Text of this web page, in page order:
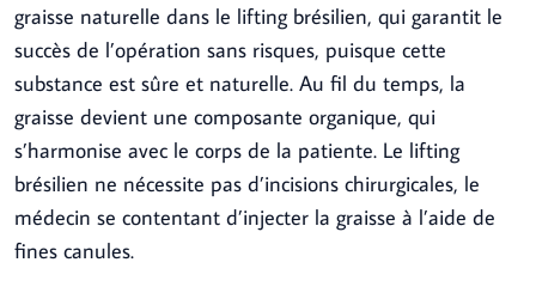
graisse naturelle dans le lifting brésilien, qui garantit le
succès de l’opération sans risques, puisque cette
substance est sûre et naturelle. Au fil du temps, la
graisse devient une composante organique, qui
s’harmonise avec le corps de la patiente. Le lifting
brésilien ne nécessite pas d’incisions chirurgicales, le
médecin se contentant d’injecter la graisse à l’aide de
fines canules.